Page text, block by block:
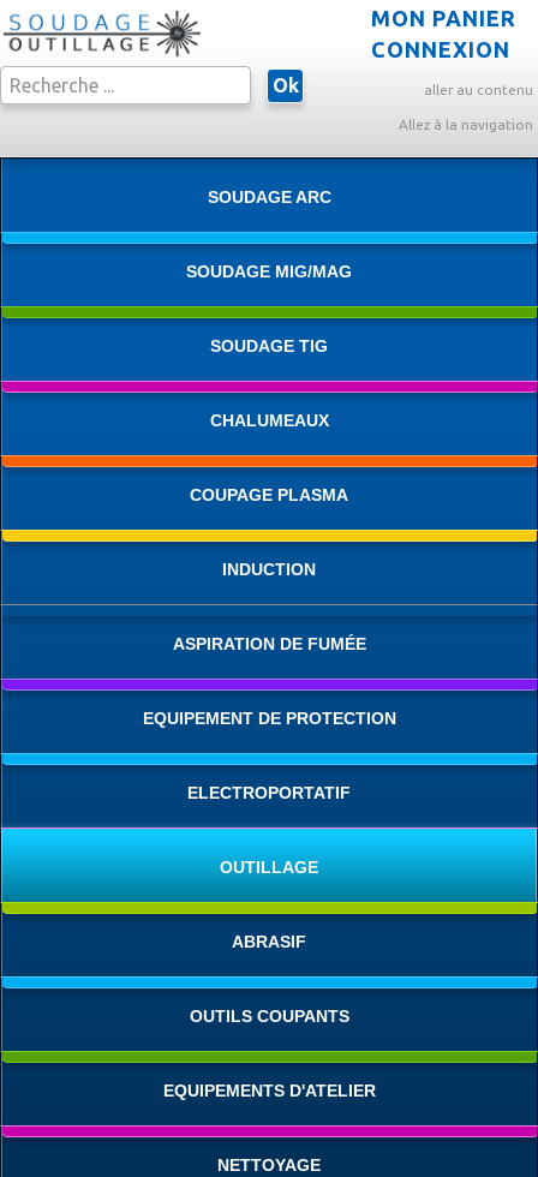
aller au contenu
Allez à la navigation
CONNEXION
MON PANIER
Ok
SOUDAGE ARC
SOUDAGE MIG/MAG
SOUDAGE TIG
CHALUMEAUX
COUPAGE PLASMA
INDUCTION
ASPIRATION DE FUMÉE
EQUIPEMENT DE PROTECTION
ELECTROPORTATIF
OUTILLAGE
ABRASIF
OUTILS COUPANTS
EQUIPEMENTS D'ATELIER
NETTOYAGE